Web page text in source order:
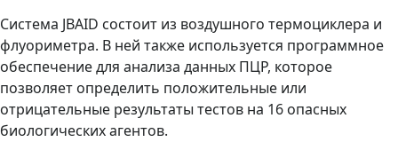
Система JBAID состоит из воздушного термоциклера и
флуориметра. В ней также используется программное
обеспечение для анализа данных ПЦР, которое
позволяет определить положительные или
отрицательные результаты тестов на 16 опасных
биологических агентов.